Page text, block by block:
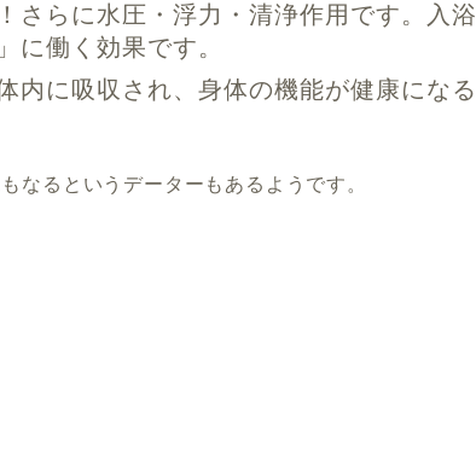
さらに水圧・浮力・清浄作用です。入浴
に働く効果です。
内に吸収され、身体の機能が健康になる
るというデーターもあるようです。